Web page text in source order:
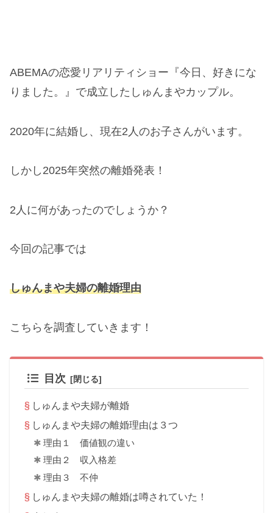
ABEMAの恋愛リアリティショー『今日、好きにな
りました。』で成立したしゅんまやカップル。
2020年に結婚し、現在2人のお子さんがいます。
しかし2025年突然の離婚発表！
2人に何があったのでしょうか？
今回の記事では
しゅんまや夫婦の離婚理由
こちらを調査していきます！
目次
しゅんまや夫婦が離婚
しゅんまや夫婦の離婚理由は３つ
理由１ 価値観の違い
理由２ 収入格差
理由３ 不仲
しゅんまや夫婦の離婚は噂されていた！